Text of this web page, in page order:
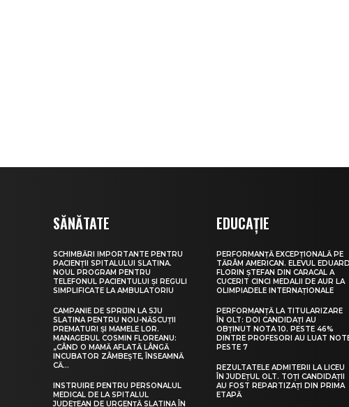
SĂNĂTATE
SCHIMBĂRI IMPORTANTE PENTRU
PACIENȚII SPITALULUI SLATINA.
NOUL PROGRAM PENTRU
TELEFONUL PACIENTULUI ȘI REGULI
SIMPLIFICATE LA AMBULATORIU
CAMPANIE DE SPRIJIN LA SJU
SLATINA PENTRU NOU-NĂSCUȚII
PREMATURI ȘI MAMELE LOR.
MANAGERUL COSMIN FLOREANU:
„CÂND O MAMĂ AFLATĂ LÂNGĂ
INCUBATOR ZÂMBEȘTE, ÎNSEAMNĂ
CĂ...
INSTRUIRE PENTRU PERSONALUL
MEDICAL DE LA SPITALUL
JUDEȚEAN DE URGENȚĂ SLATINA ÎN
EDUCAȚIE
PERFORMANȚĂ EXCEPȚIONALĂ PE
TĂRÂM AMERICAN. ELEVUL EDUARD
FLORIN ȘTEFAN DIN CARACAL A
CUCERIT CINCI MEDALII DE AUR LA
OLIMPIADELE INTERNAȚIONALE
PERFORMANȚĂ LA TITULARIZARE
ÎN OLT: DOI CANDIDAȚI AU
OBȚINUT NOTA 10. PESTE 46%
DINTRE PROFESORI AU LUAT
PESTE 7
REZULTATELE ADMITERII LA LICEU
ÎN JUDEȚUL OLT. TOȚI CANDIDAȚII
AU FOST REPARTIZAȚI DIN PRIMA
ETAPĂ